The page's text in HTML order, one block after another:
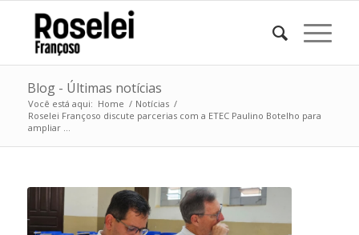
Blog - Últimas notícias
Você está aqui: Home / Notícias /
Roselei Françoso discute parcerias com a ETEC Paulino Botelho para
ampliar ...